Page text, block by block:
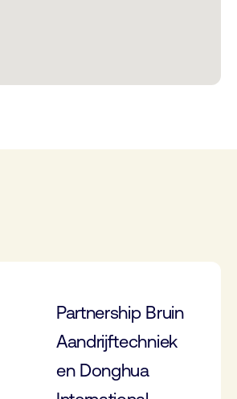
Partnership Bruin
Aandrijftechniek
en Donghua